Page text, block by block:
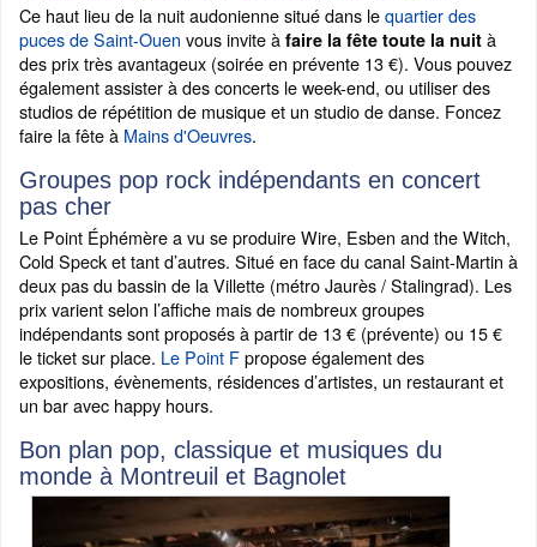
Ce haut lieu de la nuit audonienne situé dans lequartier des
puces de Saint-Ouen vous invite à faire la fête toute la nuit à
des prix très avantageux (soirée en prévente 13 €). Vous pouvez
également assister à des concerts le week-end, ou utiliser des
studios de répétition de musique et un studio de danse. Foncez
faire la fête à Mains d'Oeuvres.
Groupes pop rock indépendants en concert
pas cher
Le Point Éphémère a vu se produire Wire, Esben and the Witch,
Cold Speck et tant d’autres. Situé en face du canal Saint-Martin à
deux pas du bassin de la Villette (métro Jaurès / Stalingrad). Les
prix varient selon l’affiche mais de nombreux groupes
indépendants sont proposés à partir de 13 € (prévente) ou 15 €
le ticket sur place. Le Point Fpropose également des
expositions, évènements, résidences d’artistes, un restaurant et
un bar avec happy hours.
Bon plan pop, classique et musiques du
monde à Montreuil et Bagnolet